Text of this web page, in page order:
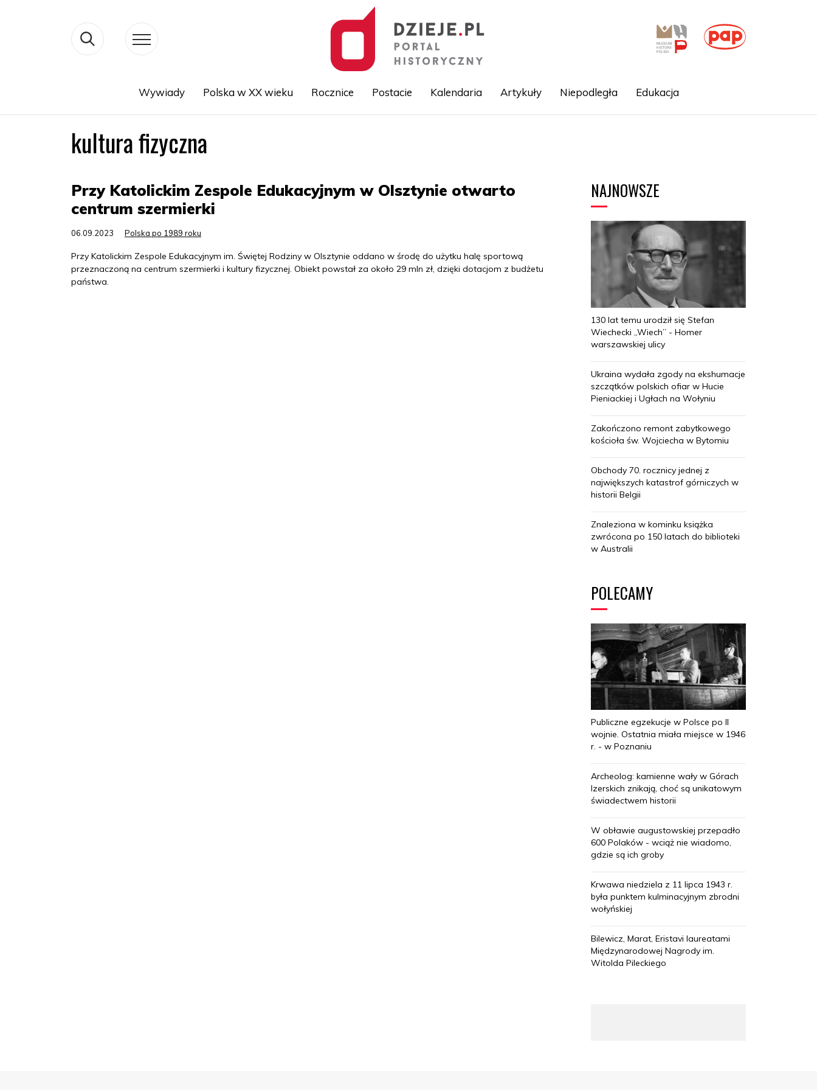
Wywiady Polska w XX wieku Rocznice Postacie Kalendaria Artykuły Niepodległa Edukacja
kultura fizyczna
Przy Katolickim Zespole Edukacyjnym w Olsztynie otwarto
centrum szermierki
06.09.2023 Polska po 1989 roku
Przy Katolickim Zespole Edukacyjnym im. Świętej Rodziny w Olsztynie oddano w środę do użytku halę sportową
przeznaczoną na centrum szermierki i kultury fizycznej. Obiekt powstał za około 29 mln zł, dzięki dotacjom z budżetu
państwa.
NAJNOWSZE
130 lat temu urodził się Stefan
Wiechecki „Wiech” - Homer
warszawskiej ulicy
Ukraina wydała zgody na ekshumacje
szczątków polskich ofiar w Hucie
Pieniackiej i Ugłach na Wołyniu
Zakończono remont zabytkowego
kościoła św. Wojciecha w Bytomiu
Obchody 70. rocznicy jednej z
największych katastrof górniczych w
historii Belgii
Znaleziona w kominku książka
zwrócona po 150 latach do biblioteki
w Australii
POLECAMY
Publiczne egzekucje w Polsce po II
wojnie. Ostatnia miała miejsce w 1946
r. - w Poznaniu
Archeolog: kamienne wały w Górach
Izerskich znikają, choć są unikatowym
świadectwem historii
W obławie augustowskiej przepadło
600 Polaków - wciąż nie wiadomo,
gdzie są ich groby
Krwawa niedziela z 11 lipca 1943 r.
była punktem kulminacyjnym zbrodni
wołyńskiej
Bilewicz, Marat, Eristavi laureatami
Międzynarodowej Nagrody im.
Witolda Pileckiego